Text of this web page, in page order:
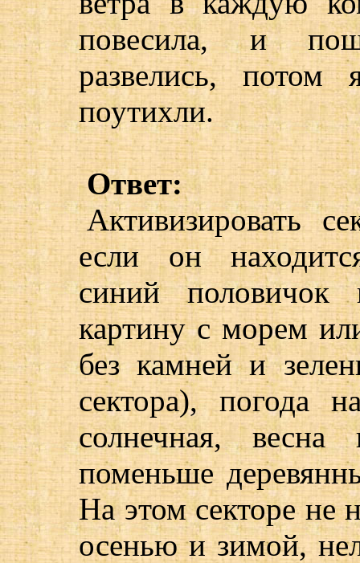
повесила, и
развелись,
поутихли.
Ответ:
Активизировать
если он
синий половичок
картину с морем
без камней и
сектора), погода
солнечная,
поменьше
На этом секторе не
осенью и зимой,